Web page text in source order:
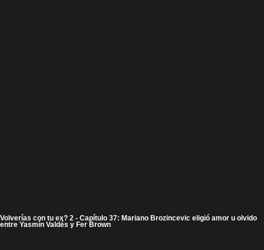
Volverías con tu ex? 2 - Capítulo 37: Mariano Brozincevic eligió amor u olvido
entre Yasmín Valdés y Fer Brown